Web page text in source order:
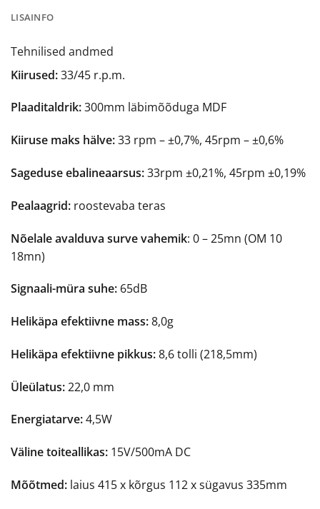
LISAINFO
Tehnilised andmed
Kiirused:33/45 r.p.m.
Plaaditaldrik:300mm läbimõõduga MDF
Kiiruse maks hälve:33 rpm – ±0,7%, 45rpm – ±0,6%
Sageduse ebalineaarsus:33rpm ±0,21%, 45rpm ±0,19%
Pealaagrid: roostevaba teras
Nõelale avalduva surve vahemik: 0 – 25mn (OM 10
18mn)
Signaali-müra suhe: 65dB
Helikäpa efektiivne mass:8,0g
Helikäpa efektiivne pikkus:8,6 tolli (218,5mm)
Üleülatus:22,0 mm
Energiatarve:4,5W
Väline toiteallikas: 15V/500mA DC
Mõõtmed: laius 415 x kõrgus 112 x sügavus 335mm